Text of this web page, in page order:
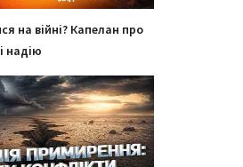
на війні? Капелан про
надію